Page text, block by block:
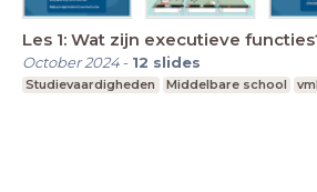
Les 1: Wat zijn executieve
October 2024- 12 slides
Studievaardigheden Middelbare school